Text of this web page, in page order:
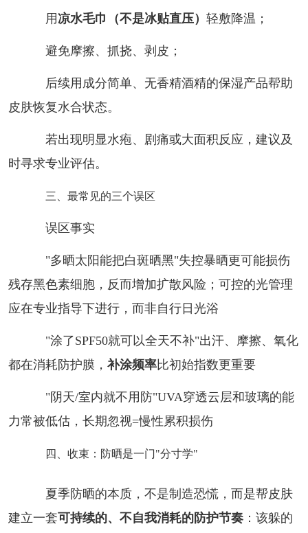
用凉水毛巾（不是冰贴直压） 轻敷降温；
避免摩擦、抓挠、剥皮；
后续用成分简单、无香精酒精的保湿产品帮助
皮肤恢复水合状态。
若出现明显水疱、剧痛或大面积反应，建议及
时寻求专业评估。
三、最常见的三个误区
误区事实
"多晒太阳能把白斑晒黑"失控暴晒更可能损伤
残存黑色素细胞，反而增加扩散风险；可控的光管理
应在专业指导下进行，而非自行日光浴
"涂了SPF50就可以全天不补"出汗、摩擦、氧化
都在消耗防护膜， 补涂频率比初始指数更重要
"阴天/室内就不用防"UVA穿透云层和玻璃的能
力常被低估，长期忽视=慢性累积损伤
四、收束：防晒是一门"分寸学"
夏季防晒的本质，不是制造恐慌，而是帮皮肤
建立一套可持续的、不自我消耗的防护节奏：该躲的